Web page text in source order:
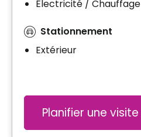
Électricité / Chauffage
Stationnement
Extérieur
Planifier une visite